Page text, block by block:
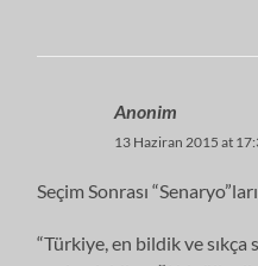
Anonim
13 Haziran 2015 at
Seçim Sonrası “Senaryo”ları
“Türkiye, en bildik ve